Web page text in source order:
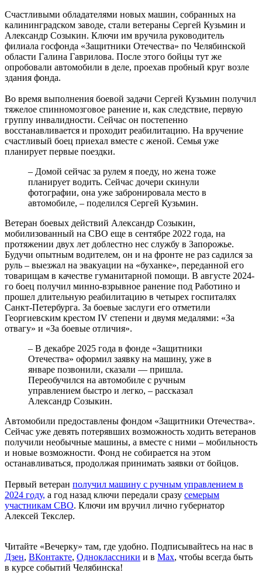
Счастливыми обладателями новых машин, собранных на
калининградском заводе, стали ветераны Сергей Кузьмин и
Александр Созыкин. Ключи им вручила руководитель
филиала госфонда «Защитники Отечества» по Челябинской
области Галина Гаврилова. После этого бойцы тут же
опробовали автомобили в деле, проехав пробный круг возле
здания фонда.
Во время выполнения боевой задачи Сергей Кузьмин получил
тяжелое спинномозговое ранение и, как следствие, первую
группу инвалидности. Сейчас он постепенно
восстанавливается и проходит реабилитацию. На вручение
счастливый боец приехал вместе с женой. Семья уже
планирует первые поездки.
– Домой сейчас за рулем я поеду, но жена тоже
планирует водить. Сейчас дочери скинули
фотографии, она уже забронировала место в
автомобиле, – поделился Сергей Кузьмин.
Ветеран боевых действий Александр Созыкин,
мобилизованный на СВО еще в сентябре 2022 года, на
протяжении двух лет доблестно нес службу в Запорожье.
Будучи опытным водителем, он и на фронте не раз садился за
руль – выезжал на эвакуации на «буханке», переданной его
товарищам в качестве гуманитарной помощи. В августе 2024-
го боец получил минно-взрывное ранение под Работино и
прошел длительную реабилитацию в четырех госпиталях
Санкт-Петербурга. За боевые заслуги его отметили
Георгиевским крестом IV степени и двумя медалями: «За
отвагу» и «За боевые отличия».
– В декабре 2025 года в фонде «Защитники
Отечества» оформил заявку на машину, уже в
январе позвонили, сказали — пришла.
Переобучился на автомобиле с ручным
управлением быстро и легко, – рассказал
Александр Созыкин.
Автомобили предоставлены фондом «Защитники Отечества».
Сейчас уже девять потерявших возможность ходить ветеранов
получили необычные машины, а вместе с ними – мобильность
и новые возможности. Фонд не собирается на этом
останавливаться, продолжая принимать заявки от бойцов.
Первый ветеран получил машину с ручным управлением в
2024 году, а год назад ключи передали сразу семерым
участникам СВО. Ключи им вручил лично губернатор
Алексей Текслер.
Читайте «Вечерку» там, где удобно. Подписывайтесь на нас в
Дзен, ВКонтакте, Одноклассники и в Max, чтобы всегда быть
в курсе событий Челябинска!